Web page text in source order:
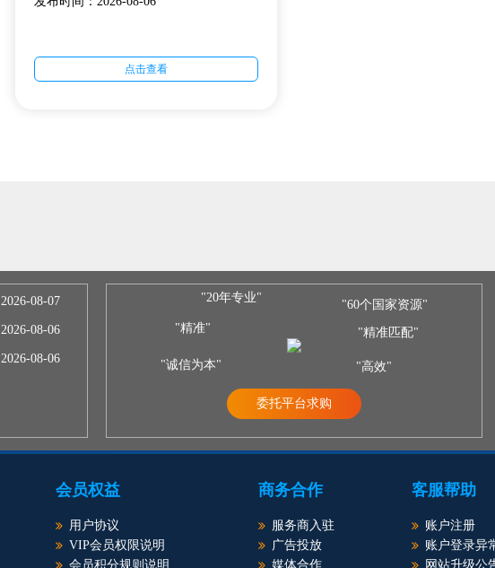
点击查看
2026-08-07
2026-08-06
2026-08-06
"20年专业"
"精准"
"诚信为本"
"60个国家资源"
"精准匹配"
"高效"
委托平台求购
会员权益
用户协议
VIP会员权限说明
会员积分规则说明
商务合作
服务商入驻
广告投放
媒体合作
客服帮助
账户注册
账户登录异
网站升级公